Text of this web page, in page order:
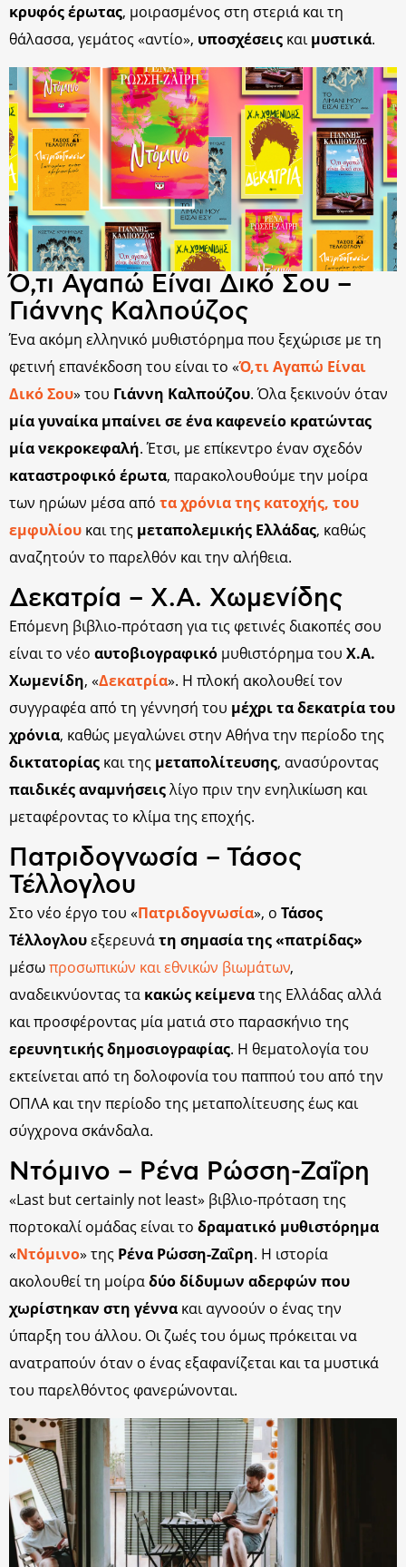
κρυφός έρωτας, μοιρασμένος στη στεριά και τη
θάλασσα, γεμάτος «αντίο», υποσχέσεις καιμυστικά.
Ό,τι Αγαπώ Είναι Δικό Σου –
Γιάννης Καλπούζος
Ένα ακόμη ελληνικό μυθιστόρημα που ξεχώρισε με τη
φετινή επανέκδοση του είναι το «Ό,τι Αγαπώ Είναι
Δικό Σου» του Γιάννη Καλπούζου. Όλα ξεκινούν όταν
μία γυναίκα μπαίνει σε ένα καφενείο κρατώντας
μία νεκροκεφαλή. Έτσι, με επίκεντρο έναν σχεδόν
καταστροφικό έρωτα, παρακολουθούμε την μοίρα
των ηρώων μέσα από τα χρόνια της κατοχής, του
εμφυλίου και της μεταπολεμικής Ελλάδας, καθώς
αναζητούν το παρελθόν και την αλήθεια.
Δεκατρία – Χ.Α. Χωμενίδης
Επόμενη βιβλιο-πρόταση για τις φετινές διακοπές σου
είναι το νέο αυτοβιογραφικό μυθιστόρημα του Χ.Α.
Χωμενίδη, «Δεκατρία». Η πλοκή ακολουθεί τον
συγγραφέα από τη γέννησή του μέχρι τα δεκατρία του
χρόνια, καθώς μεγαλώνει στην Αθήνα την περίοδο της
δικτατορίας και της μεταπολίτευσης, ανασύροντας
παιδικές αναμνήσειςλίγο πριν την ενηλικίωση και
μεταφέροντας το κλίμα της εποχής.
Πατριδογνωσία – Τάσος
Τέλλογλου
Στο νέο έργο του «Πατριδογνωσία», ο Τάσος
Τέλλογλουεξερευνάτη σημασία της «πατρίδας»
μέσωπροσωπικών και εθνικών βιωμάτων,
αναδεικνύοντας τα κακώς κείμενατης Ελλάδας αλλά
και προσφέροντας μία ματιά στο παρασκήνιο της
ερευνητικής δημοσιογραφίας. Η θεματολογία του
εκτείνεται από τη δολοφονία του παππού του από την
ΟΠΛΑ και την περίοδο της μεταπολίτευσης έως και
σύγχρονα σκάνδαλα.
Ντόμινο – Ρένα Ρώσση-Ζαΐρη
«Last but certainly not least» βιβλιο-πρόταση της
πορτοκαλί ομάδας είναι το δραματικό μυθιστόρημα
«Ντόμινο» της Ρένα Ρώσση-Ζαΐρη. Η ιστορία
ακολουθεί τη μοίραδύο δίδυμων αδερφών που
χωρίστηκαν στη γέννα και αγνοούν ο ένας την
ύπαρξη του άλλου. Οι ζωές του όμως πρόκειται να
ανατραπούν όταν ο ένας εξαφανίζεται και τα μυστικά
του παρελθόντος φανερώνονται.